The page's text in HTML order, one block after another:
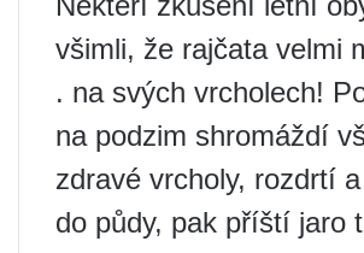
všimli, že rajčata velmi
. na svých vrcholech!
na podzim shromáždí
zdravé vrcholy, rozdrtí
do půdy, pak příští jaro